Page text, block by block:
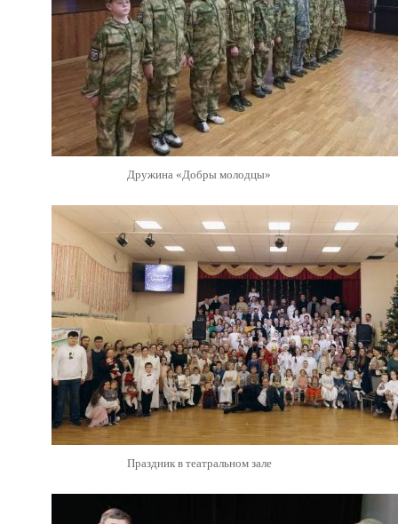
Дружина «Добры молодцы»
Праздник в театральном зале